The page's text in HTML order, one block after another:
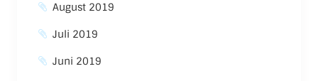
August 2019
Juli 2019
Juni 2019